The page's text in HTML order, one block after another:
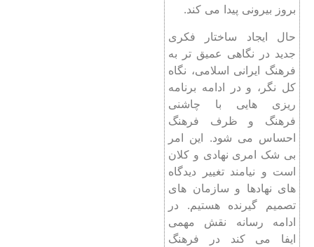
بروز بیرونی پیدا می کند.
حال ایجاد ساختار فکری
جدید در نگاهی عمیق تر به
فرهنگ ایرانی اسلامی، نگاه
کل نگر، و در ادامه برنامه
ریزی هایی با چاشنی
فرهنگ و ظرف فرهنگ
احساس می شود. این امر
بی شک امری نهادی و کلان
است و نیامند تغییر دیدگاه
های نهادها و سازمان های
تصمیم گیرنده هستیم. در
ادامه رسانه نقش مهمی
ایفا می کند در فرهنگ